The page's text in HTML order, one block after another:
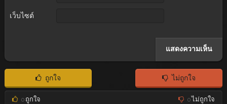
เว็บไซต์
ถูกใจ ไม่ถูกใจ
0ถูกใจ 0ไม่ถูกใจ